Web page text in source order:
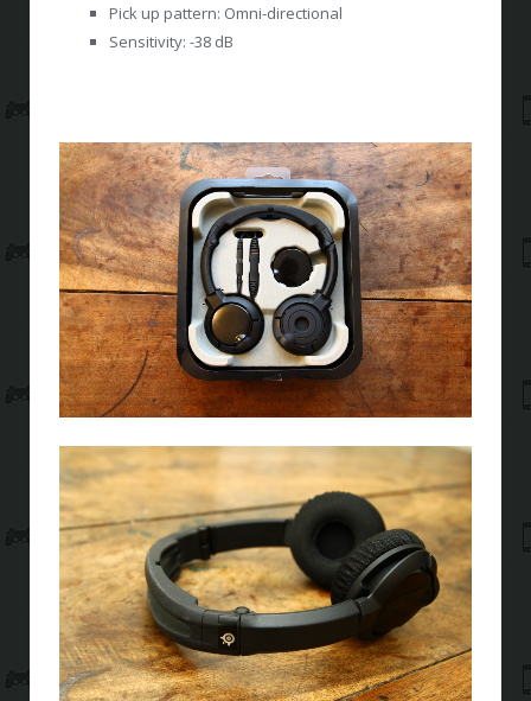
Pick up pattern: Omni-directional
Sensitivity: -38 dB